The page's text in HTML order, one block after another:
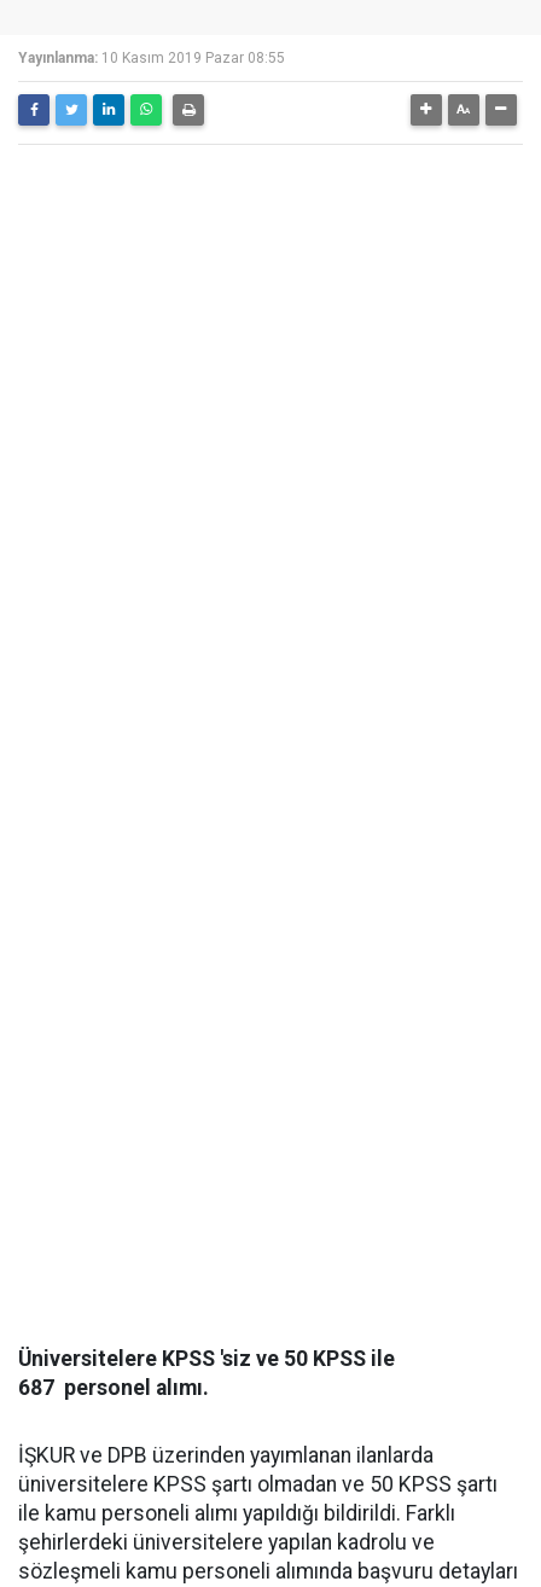
Yayınlanma: 10 Kasım 2019 Pazar 08:55
Üniversitelere KPSS 'siz ve 50 KPSS ile
687 personel alımı.
İŞKUR ve DPB üzerinden yayımlanan ilanlarda
üniversitelere KPSS şartı olmadan ve 50 KPSS şartı
ile kamu personeli alımı yapıldığı bildirildi. Farklı
şehirlerdeki üniversitelere yapılan kadrolu ve
sözleşmeli kamu personeli alımında başvuru detayları